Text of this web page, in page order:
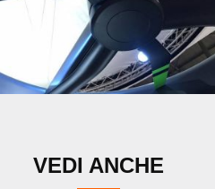
VEDI ANCHE